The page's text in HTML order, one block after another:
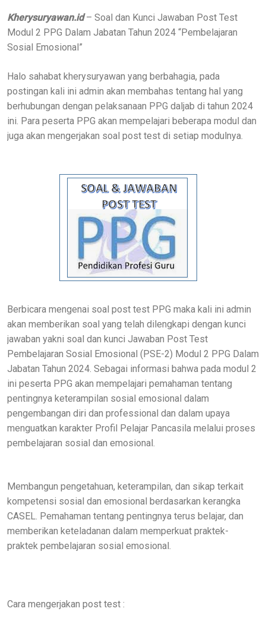
Kherysuryawan.id– Soal dan Kunci Jawaban Post Test
Modul 2 PPG Dalam Jabatan Tahun 2024 “Pembelajaran
Sosial Emosional”
Halo sahabat kherysuryawan yang berbahagia, pada
postingan kali ini admin akan membahas tentang hal yang
berhubungan dengan pelaksanaan PPG daljab di tahun 2024
ini. Para peserta PPG akan mempelajari beberapa modul dan
juga akan mengerjakan soal post test di setiap modulnya.
Berbicara mengenai soal post test PPG maka kali ini admin
akan memberikan soal yang telah dilengkapi dengan kunci
jawaban yakni soal dan kunci Jawaban Post Test
Pembelajaran Sosial Emosional (PSE-2) Modul 2 PPG Dalam
Jabatan Tahun 2024. Sebagai informasi bahwa pada modul 2
ini peserta PPG akan mempelajari pemahaman tentang
pentingnya keterampilan sosial emosional dalam
pengembangan diri dan professional dan dalam upaya
menguatkan karakter Profil Pelajar Pancasila melalui proses
pembelajaran sosial dan emosional.
Membangun pengetahuan, keterampilan, dan sikap terkait
kompetensi sosial dan emosional berdasarkan kerangka
CASEL. Pemahaman tentang pentingnya terus belajar, dan
memberikan keteladanan dalam memperkuat praktek-
praktek pembelajaran sosial emosional.
Cara mengerjakan post test :